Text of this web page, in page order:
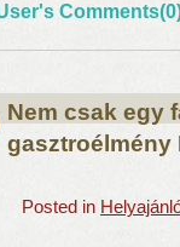
Nem csak egy
gasztroélmény
Posted in